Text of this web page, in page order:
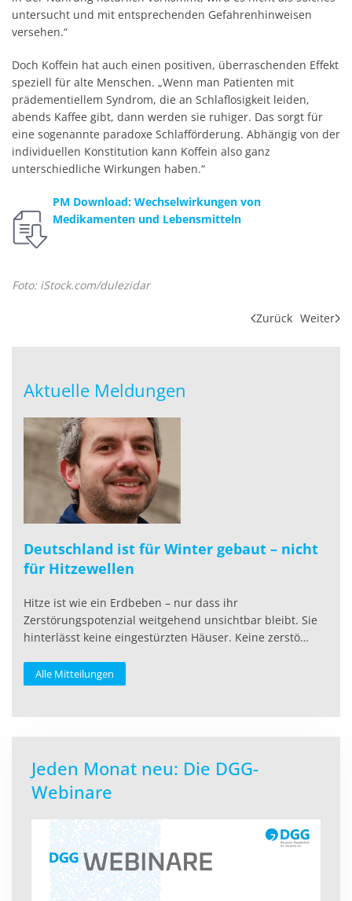
untersucht und mit entsprechenden Gefahrenhinweisen
versehen.“
Doch Koffein hat auch einen positiven, überraschenden Effekt
speziell für alte Menschen. „Wenn man Patienten mit
prädementiellem Syndrom, die an Schlaflosigkeit leiden,
abends Kaffee gibt, dann werden sie ruhiger. Das sorgt für
eine sogenannte paradoxe Schlafförderung. Abhängig von der
individuellen Konstitution kann Koffein also ganz
unterschiedliche Wirkungen haben.“
PM Download: Wechselwirkungen von
Medikamenten und Lebensmitteln
Foto: iStock.com/dulezidar
Zurück Weiter
Aktuelle Meldungen
Deutschland ist für Winter gebaut – nicht
für Hitzewellen
Hitze ist wie ein Erdbeben – nur dass ihr
Zerstörungspotenzial weitgehend unsichtbar bleibt. Sie
hinterlässt keine eingestürzten Häuser. Keine zerstö…
Alle Mitteilungen
Jeden Monat neu: Die DGG-
Webinare